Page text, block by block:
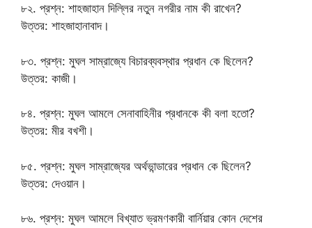
৮২. প্রশ্ন: শাহজাহান দিল্লির নতুন নগরীর নাম কী রাখেন?
উত্তর: শাহজাহানাবাদ।
৮৩. প্রশ্ন: মুঘল সাম্রাজ্যে বিচারব্যবস্থার প্রধান কে ছিলেন?
উত্তর: কাজী।
৮৪. প্রশ্ন: মুঘল আমলে সেনাবাহিনীর প্রধানকে কী বলা হতো?
উত্তর: মীর বখশী।
৮৫. প্রশ্ন: মুঘল সাম্রাজ্যের অর্থভান্ডারের প্রধান কে ছিলেন?
উত্তর: দেওয়ান।
৮৬. প্রশ্ন: মুঘল আমলে বিখ্যাত ভ্রমণকারী বার্নিয়ার কোন দেশের